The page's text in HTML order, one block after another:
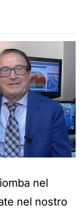
nel
nel nostro